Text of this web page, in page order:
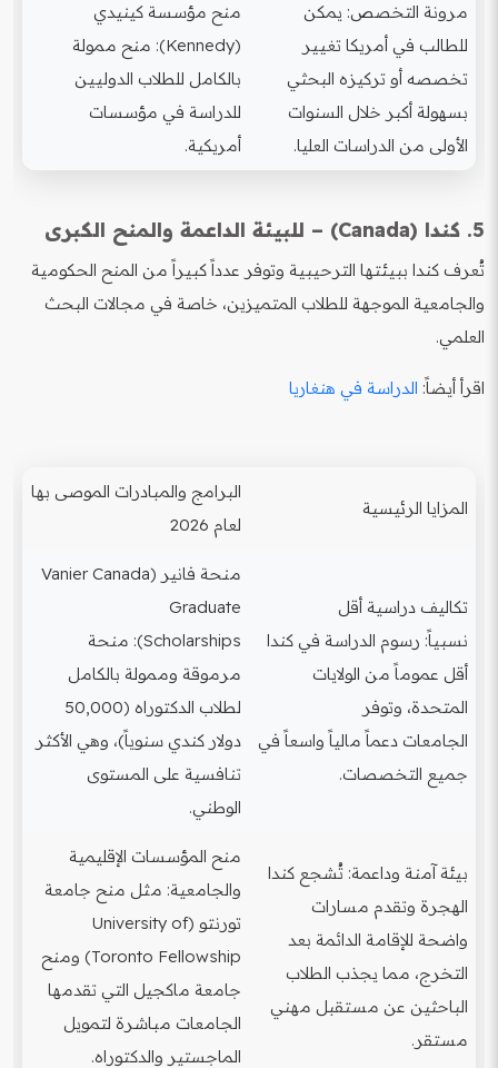
مرونة التخصص: يمكن
للطالب في أمريكا تغيير
تخصصه أو تركيزه البحثي
بسهولة أكبر خلال السنوات
الأولى من الدراسات العليا.
منح مؤسسة كينيدي
(Kennedy): منح ممولة
بالكامل للطلاب الدوليين
للدراسة في مؤسسات
أمريكية.
5. كندا (Canada) – للبيئة الداعمة والمنح الكبرى
تُعرف كندا ببيئتها الترحيبية وتوفر عدداً كبيراً من المنح الحكومية
والجامعية الموجهة للطلاب المتميزين، خاصة في مجالات البحث
العلمي.
اقرأ أيضاً: الدراسة في هنغاريا
المزايا الرئيسية
البرامج والمبادرات الموصى بها
لعام 2026
تكاليف دراسية أقل
نسبياً: رسوم الدراسة في كندا
أقل عموماً من الولايات
المتحدة، وتوفر
الجامعات دعماً مالياً واسعاً في
جميع التخصصات.
منحة فانير (Vanier Canada
Graduate
Scholarships): منحة
مرموقة وممولة بالكامل
لطلاب الدكتوراه (50,000
دولار كندي سنوياً)، وهي الأكثر
تنافسية على المستوى
الوطني.
بيئة آمنة وداعمة: تُشجع كندا
الهجرة وتقدم مسارات
واضحة للإقامة الدائمة بعد
التخرج، مما يجذب الطلاب
الباحثين عن مستقبل مهني
مستقر.
منح المؤسسات الإقليمية
والجامعية: مثل منح جامعة
تورنتو (University of
Toronto Fellowship) ومنح
جامعة ماكجيل التي تقدمها
الجامعات مباشرة لتمويل
الماجستير والدكتوراه.